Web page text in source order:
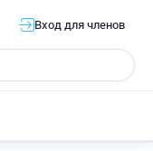
Вход для членов